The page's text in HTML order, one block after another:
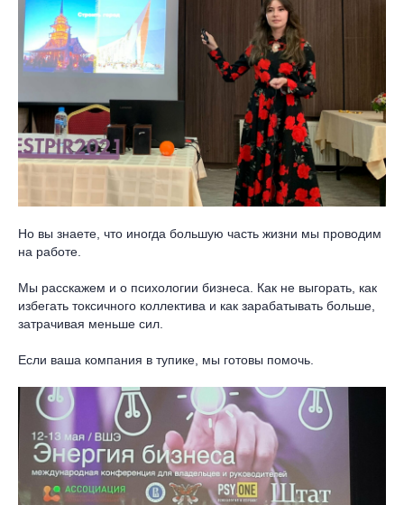
Но вы знаете, что иногда большую часть жизни мы проводим
на работе.
Мы расскажем и о психологии бизнеса. Как не выгорать, как
избегать токсичного коллектива и как зарабатывать больше,
затрачивая меньше сил.
Если ваша компания в тупике, мы готовы помочь.